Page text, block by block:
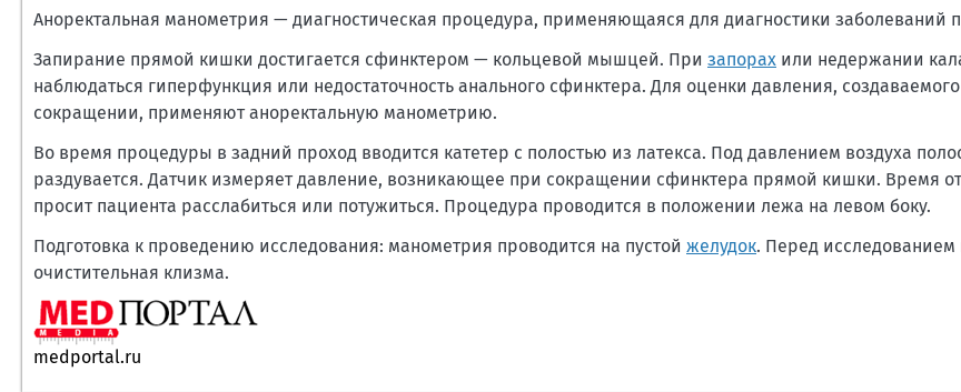
Аноректальная манометрия — диагностическая процедура, применяющаяся для диагностики заболеваний
Запирание прямой кишки достигается сфинктером — кольцевой мышцей. При запорах или недержании
наблюдаться гиперфункция или недостаточность анального сфинктера. Для оценки давления,
сокращении, применяют аноректальную манометрию.
Во время процедуры в задний проход вводится катетер с полостью из латекса. Под давлением воздуха
раздувается. Датчик измеряет давление, возникающее при сокращении сфинктера прямой кишки. Время
просит пациента расслабиться или потужиться. Процедура проводится в положении лежа на левом боку.
Подготовка к проведению исследования: манометрия проводится на пустой желудок. Перед исследованием
очистительная клизма.
medportal.ru